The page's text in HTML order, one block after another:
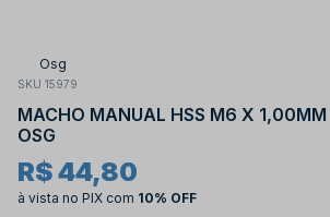
Osg
SKU 15979
MACHO MANUAL HSS M6 X 1,00MM
OSG
R$ 44,80
à vista no PIX com 10% OFF